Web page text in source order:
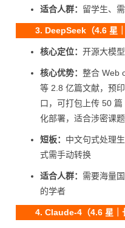
适合人群： 留学生、
3. DeepSeek（4.6 星
核心定位： 开源大模
核心优势： 整合 Web
等 2.8 亿篇文献，预
口，可打包上传 50
化部署，适合涉密课
短板： 中文句式处理
式需手动转换
适合人群： 需要海量
的学者
4. Claude-4（4.6 星｜